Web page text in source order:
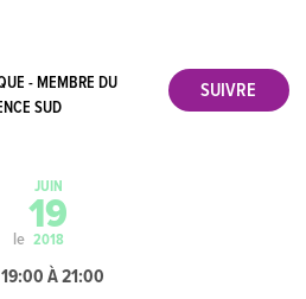
- MEMBRE DU
SUD
le
JUIN
19
2018
À 21:00